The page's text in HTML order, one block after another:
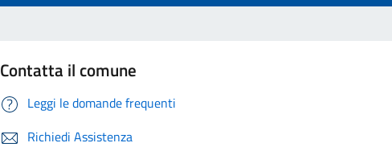
Contatta il comune
Leggi le domande frequenti
Richiedi Assistenza